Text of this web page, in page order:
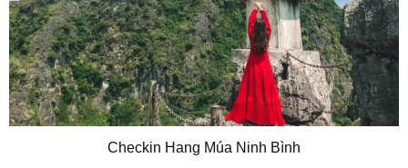
Checkin Hang Múa Ninh Bình